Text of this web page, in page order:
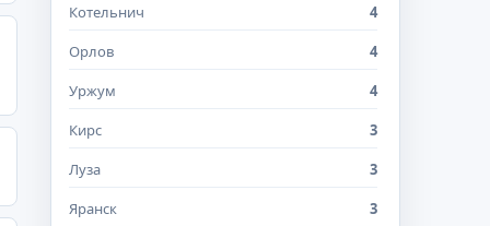
Котельнич
4
Орлов
4
Уржум
4
Кирс
3
Луза
3
Яранск
3